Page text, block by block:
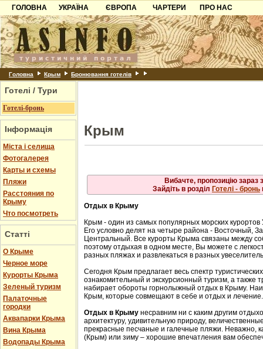
ГОЛОВНА
УКРАЇНА
Карпати
Азов
Причорноморря
Шацьк
ЄВРОПА
Чорногорія
Хорватія
Болгарія
Албанія
ЧАРТЕРИ
ПРО НАС
Контакти
Партнерам
Додати готель
Головна Крым Бронювання готелів
Готелі / Тури
Готелі-бронь
Інформація
Міста і селища
Фотогалерея
Карты и схемы
Пляжи
Расстояния по
Крыму
Что посмотреть
Статті
О Крыме
Черное море
Курорты Крыма
Зеленый туризм
Палаточные
городки
Аквапарки Крыма
Вина Крыма
Водопады Крыма
Крым
Вибачте, пропозицію зараз
Зайдіть в розділ Готелі - бронь
Отдых в Крыму
Крым - один из самых популярных морских
Его условно делят на четыре района -
Центральный. Все курорты Крыма связаны между
поэтому отдыхая в одном месте, Вы можете с
разных пляжах и развлекаться в разных
Сегодня Крым предлагает весь спектр
ознакомительный и экскурсионный туризм, а
набирает обороты горнолыжный отдых в Крыму.
Крым, которые совмещают в себе и отдых и лечение.
Отдых в Крыму несравним ни с каким другим
архитектуру, удивительную природу,
прекрасные песчаные и галечные пляжи. Неважно,
(Крым) или зиму – хорошие впечатления вам
Айя
Алупка
Алушта
Гурзуф
Ласпі
Місхор